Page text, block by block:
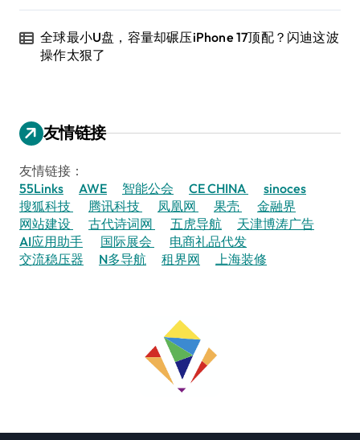
全球最小U盘，容量却碾压iPhone 17顶配？闪迪这波
操作太狠了
友情链接
友情链接：
55Links
AWE 智能公会 CE CHINA
sinoces
搜狐科技
腾讯科技 凤凰网 果壳
金融界
网站建设
古代诗词网 五虎导航
天津博涛广告
AI应用助手
国际展会
电商礼品代发
交流稳压器
N多导航 租界网 上海装修